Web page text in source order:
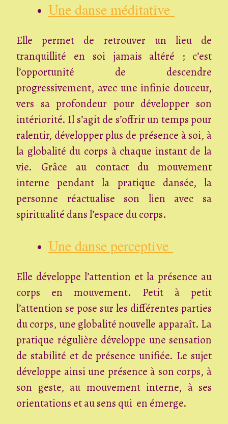
Une danse méditative
Elle permet de retrouver un lieu de
tranquillité en soi jamais altéré ; c’est
l’opportunité de descendre
progressivement, avec une infinie douceur,
vers sa profondeur pour développer son
intériorité. Il s’agit de s’offrir un temps pour
ralentir, développer plus de présence à soi, à
la globalité du corps à chaque instant de la
vie. Grâce au contact du mouvement
interne pendant la pratique dansée, la
personne réactualise son lien avec sa
spiritualité dans l’espace du corps.
Une danse perceptive
Elle développe l’attention et la présence au
corps en mouvement. Petit à petit
l’attention se pose sur les différentes parties
du corps, une globalité nouvelle apparaît. La
pratique régulière développe une sensation
de stabilité et de présence unifiée. Le sujet
développe ainsi une présence à son corps, à
son geste, au mouvement interne, à ses
orientations et au sens qui en émerge.